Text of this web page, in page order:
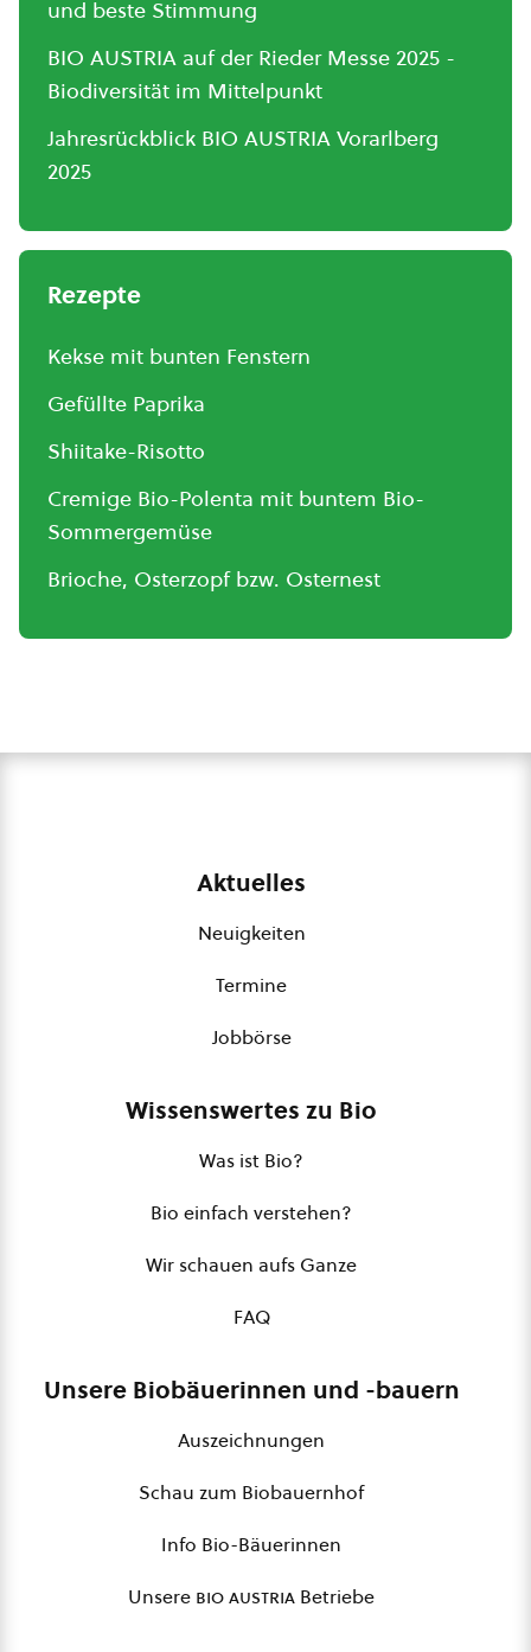
und beste Stimmung
BIO AUSTRIA auf der Rieder Messe 2025 -
Biodiversität im Mittelpunkt
Jahresrückblick BIO AUSTRIA Vorarlberg
2025
Rezepte
Kekse mit bunten Fenstern
Gefüllte Paprika
Shiitake-Risotto
Cremige Bio-Polenta mit buntem Bio-
Sommergemüse
Brioche, Osterzopf bzw. Osternest
Aktuelles
Neuigkeiten
Termine
Jobbörse
Wissenswertes zu Bio
Was ist Bio?
Bio einfach verstehen?
Wir schauen aufs Ganze
FAQ
Unsere Biobäuerinnen und -bauern
Auszeichnungen
Schau zum Biobauernhof
Info Bio-Bäuerinnen
Unsere bio austria Betriebe